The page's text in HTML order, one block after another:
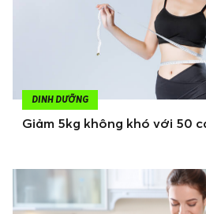
DINH DƯỠNG
Giảm 5kg không khó với 50